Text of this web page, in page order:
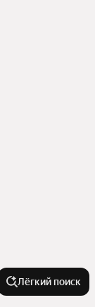
Лёгкий поиск